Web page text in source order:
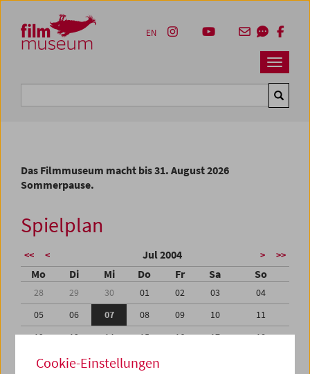
Zum Inhalt
Zum Hauptmenü
Zur Servicenavigation
Zum Suche
Navbar
EN
Das Filmmuseum macht bis 31. August 2026
Sommerpause.
Spielplan
<< < Jul 2004 > >>
Mo Di Mi Do Fr Sa So
28 29 30 01 02 03
04
05
06 07 08 09 10
11
12
13 14 15 16 17
18
19
20 21 22
Cookie-Einstellungen